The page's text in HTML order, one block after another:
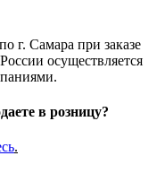
г. Самара при заказе
осуществляется
в розницу?
.